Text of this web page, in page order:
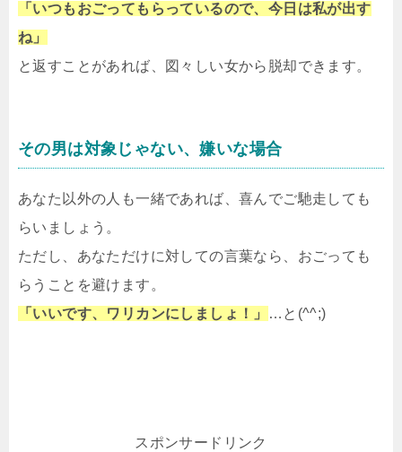
「いつもおごってもらっているので、今日は私が出す
ね」
と返すことがあれば、図々しい女から脱却できます。
その男は対象じゃない、嫌いな場合
あなた以外の人も一緒であれば、喜んでご馳走しても
らいましょう。
ただし、あなただけに対しての言葉なら、おごっても
らうことを避けます。
「いいです、ワリカンにしましょ！」
…と(^^;)
スポンサードリンク